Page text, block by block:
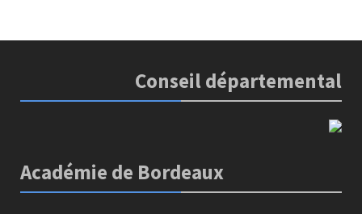
Conseil départemental
Académie de Bordeaux